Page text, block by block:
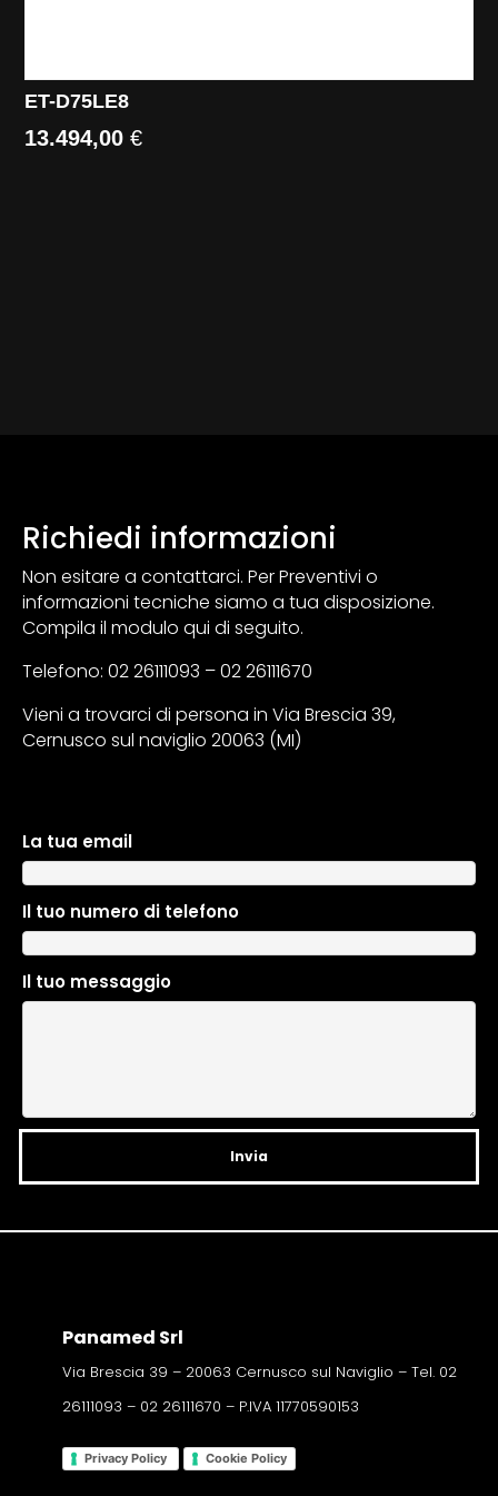
ET-D75LE8
13.494,00€
Richiedi informazioni
Non esitare a contattarci. Per Preventivi o
informazioni tecniche siamo a tua disposizione.
Compila il modulo qui di seguito.
Telefono: 02 26111093 – 02 26111670
Vieni a trovarci di persona in Via Brescia 39,
Cernusco sul naviglio 20063 (MI)
La tua email
Il tuo numero di telefono
Il tuo messaggio
A
l
t
e
n
a
:
Panamed Srl
Via Brescia 39 – 20063 Cernusco sul Naviglio – Tel. 02
26111093 – 02 26111670 – P.IVA 11770590153
Privacy Policy Cookie Policy